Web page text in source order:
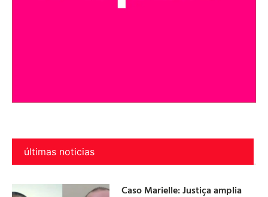
últimas noticias
Caso Marielle: Justiça amplia